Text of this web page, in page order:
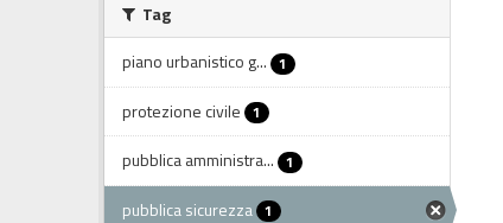
Tag
piano urbanistico g... 1
protezione civile 1
pubblica amministra... 1
pubblica sicurezza 1